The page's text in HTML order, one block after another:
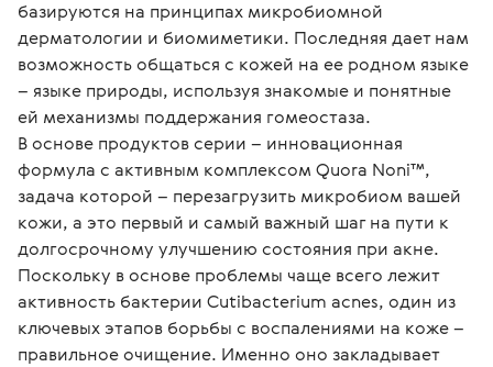
базируются на принципах микробиомной
дерматологии и биомиметики. Последняя дает нам
возможность общаться с кожей на ее родном языке
– языке природы, используя знакомые и понятные
ей механизмы поддержания гомеостаза.
В основе продуктов серии – инновационная
формула с активным комплексом Quora Noni™,
задача которой – перезагрузить микробиом вашей
кожи, а это первый и самый важный шаг на пути к
долгосрочному улучшению состояния при акне.
Поскольку в основе проблемы чаще всего лежит
активность бактерии Cutibacterium acnes, один из
ключевых этапов борьбы с воспалениями на коже –
правильное очищение. Именно оно закладывает